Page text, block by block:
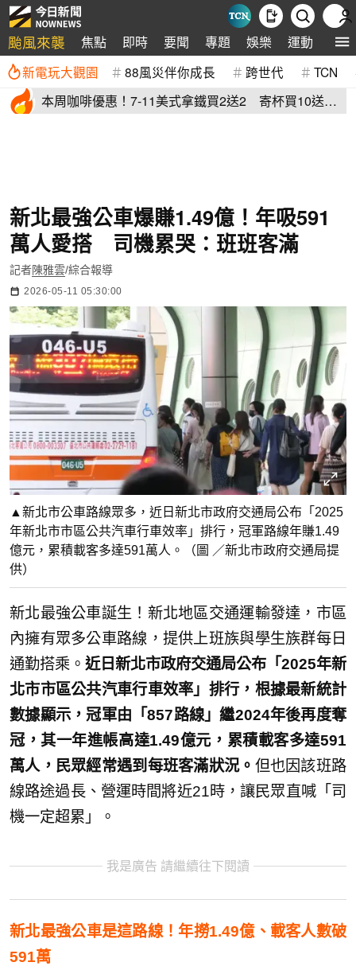
颱風來襲 焦點 即時 要聞 專題 娛樂 運動 全球
新電玩大觀園 88風災伴你成長 跨世代 TCN
本周咖啡優惠！7-11美式拿鐵買2送2 寄杯買10送
新北最強公車爆賺1.49億！年吸591
萬人愛搭 司機累哭：班班客滿
記者陳雅雲/綜合報導
2026-05-11 05:30:00
▲新北市公車路線眾多，近日新北市政府交通局公布「2025
年新北市市區公共汽車行車效率」排行，冠軍路線年賺1.49
億元，累積載客多達591萬人。（圖 ／新北市政府交通局提
供）
新北最強公車誕生！新北地區交通運輸發達，市區
內擁有眾多公車路線，提供上班族與學生族群每日
通勤搭乘。 近日新北市政府交通局公布「2025年新
北市市區公共汽車行車效率」排行，根據最新統計
數據顯示，冠軍由「857路線」繼2024年後再度奪
冠，其一年進帳高達1.49億元，累積載客多達591
萬人，民眾經常遇到每班客滿狀況。 但也因該班路
線路途過長、營運時間將近21時，讓民眾直喊「司
機一定超累」。
我是廣告 請繼續往下閱讀
新北最強公車是這路線！年撈1.49億、載客人數破
591萬